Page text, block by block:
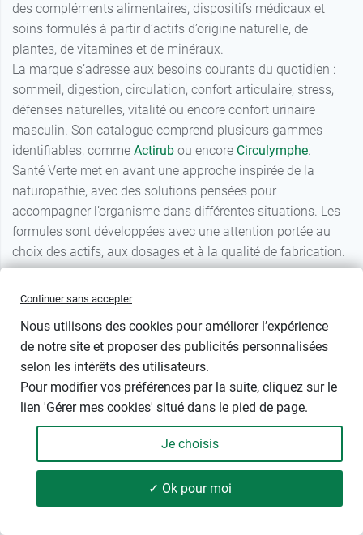
51 produits FILTRER
des compléments alimentaires, dispositifs médicaux et
soins formulés à partir d’actifs d’origine naturelle, de
plantes, de vitamines et de minéraux.
La marque s’adresse aux besoins courants du quotidien :
sommeil, digestion, circulation, confort articulaire, stress,
défenses naturelles, vitalité ou encore confort urinaire
masculin. Son catalogue comprend plusieurs gammes
identifiables, comme Actirub ou encore Circulymphe.
Santé Verte met en avant une approche inspirée de la
naturopathie, avec des solutions pensées pour
accompagner l’organisme dans différentes situations. Les
formules sont développées avec une attention portée au
choix des actifs, aux dosages et à la qualité de fabrication.
Santé Verte : des produits pour différents
besoins, disponibles en pharcmacie
Les produits Santé Verte disponibles en pharmacie et
parapharmacie couvrent plusieurs grands besoins :
gorge, sommeil, jambes lourdes, hémorroïdes, transit,
acidité, constipation, articulation, douleurs musculaires,
prendre par voie orale, des dispositifs médicaux et des
soins externes, afin de proposer différentes formes selon
Continuer sans accepter
Nous utilisons des cookies pour améliorer l’expérience
de notre site et proposer des publicités personnalisées
selon les intérêts des utilisateurs.
Pour modifier vos préférences par la suite, cliquez sur le
lien 'Gérer mes cookies' situé dans le pied de page.
Je choisis
✓ Ok pour moi